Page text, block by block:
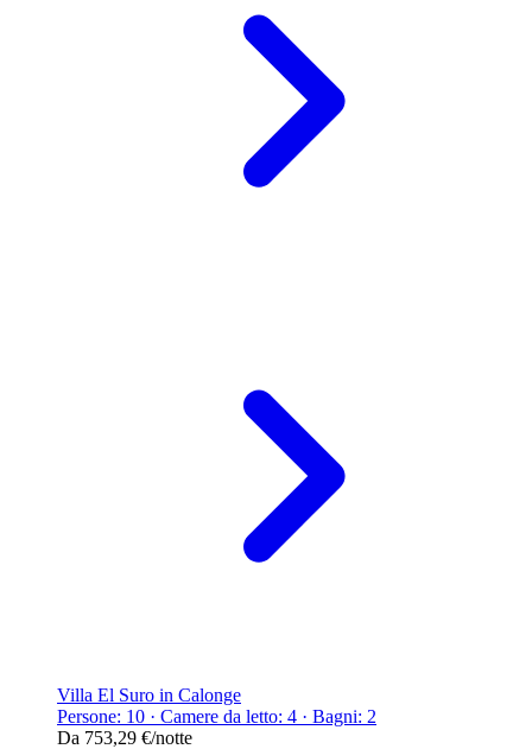
Villa El Suro in Calonge
Persone: 10 · Camere da letto: 4 · Bagni: 2
Da 753,29 €/notte